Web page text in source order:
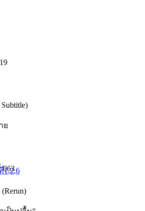
ย
1,2,6